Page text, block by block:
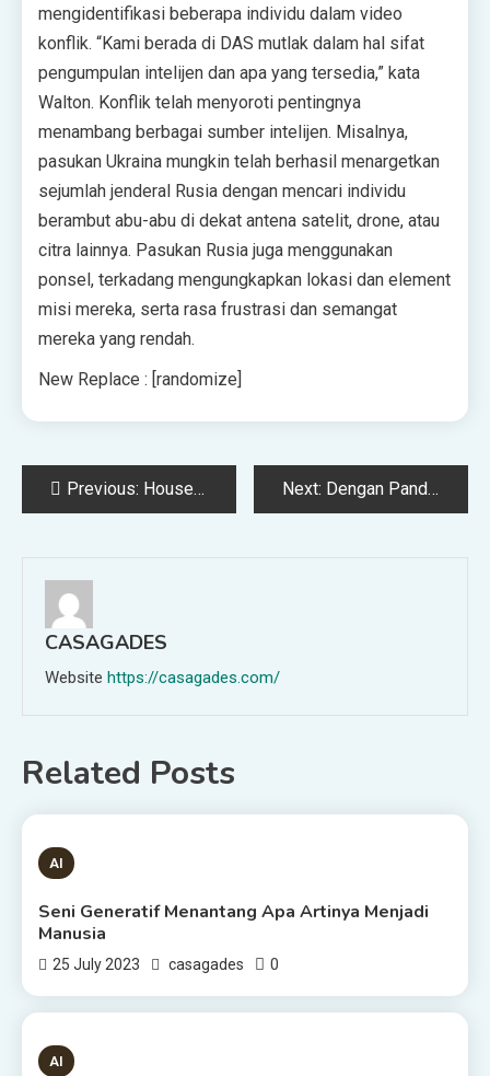
mengidentifikasi beberapa individu dalam video
konflik. “Kami berada di DAS mutlak dalam hal sifat
pengumpulan intelijen dan apa yang tersedia,” kata
Walton. Konflik telah menyoroti pentingnya
menambang berbagai sumber intelijen. Misalnya,
pasukan Ukraina mungkin telah berhasil menargetkan
sejumlah jenderal Rusia dengan mencari individu
berambut abu-abu di dekat antena satelit, drone, atau
citra lainnya. Pasukan Rusia juga menggunakan
ponsel, terkadang mengungkapkan lokasi dan element
misi mereka, serta rasa frustrasi dan semangat
mereka yang rendah.
New Replace : [randomize]
PostPrevious: House Depot Menggandakan Ilmu Information Next: Dengan Panduan Peloton, Perusahaan Kebugaran Bertaruh Besar pada Pelacakan Tubuh
CASAGADES
Website https://casagades.com/
Related Posts
1 MIN READ
AI
Seni Generatif Menantang Apa Artinya Menjadi
Manusia
25 July 2023 casagades 0
1 MIN READ
AI